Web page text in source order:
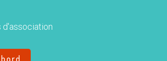
d'association